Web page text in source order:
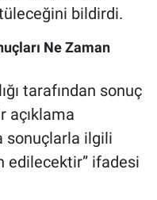
bildirdi.
Ne Zaman
tarafından sonuç
açıklama
sonuçlarla ilgili
edilecektir” ifadesi